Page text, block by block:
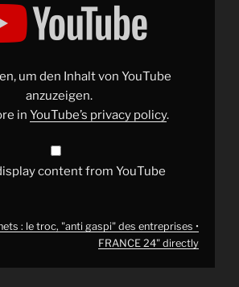
um den Inhalt von YouTube
anzuzeigen.
in YouTube’s privacy policy.
content from YouTube
: le troc, "anti gaspi" des entreprises •
FRANCE 24" directly